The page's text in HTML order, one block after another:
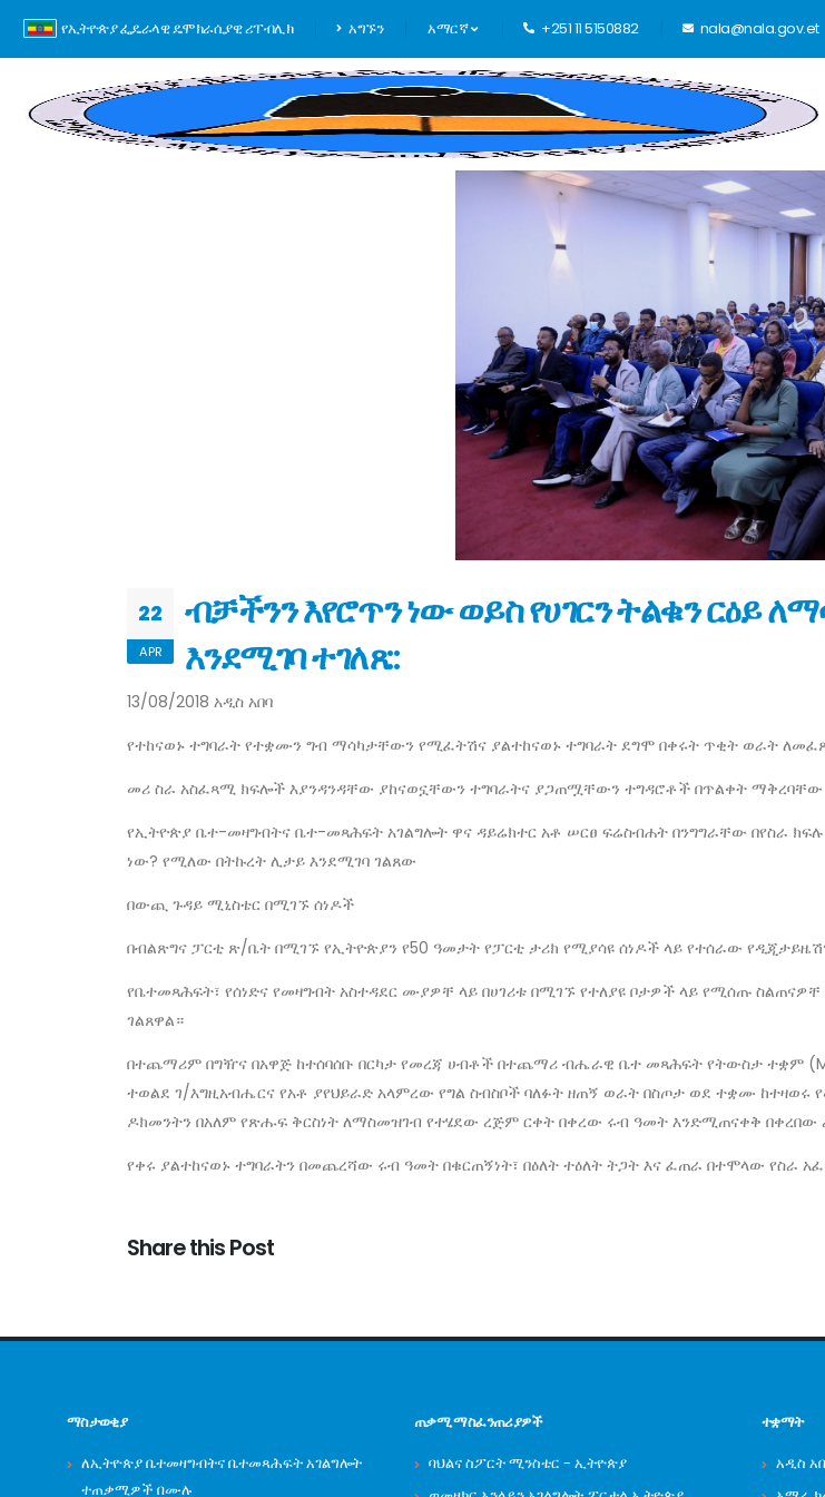
የኢትዮጵያ ፌዴራላዊ ዴሞክራሲያዊ ሪፐብሊክ አግኙን አማርኛ +251 11 5150882 nala@nala.gov.et
22
APR
ብቻችንን እየሮጥን ነው ወይስ የሀገርን ትልቁን ርዕይ
እንደሚገባ ተገለጸ::
13/08/2018 አዲስ አበባ
የተከናወኑ ተግባራት የተቋሙን ግብ ማሳካታቸውን የሚፈትሽና ያልተከናወኑ ተግባራት ደግሞ በቀሩት ጥቂት ወራት
መሪ ስራ አስፈጻሚ ክፍሎች እያንዳንዳቸው ያከናወኗቸውን ተግባራትና ያጋጠሟቸውን ተግዳሮቶች በጥልቀት ማቅረባቸው
የኢትዮጵያ ቤተ-መዛግብትና ቤተ-መጻሕፍት አገልግሎት ዋና ዳይሬክተር አቶ ሠርፀ ፍሬስብሐት በንግግራቸው በየስራ ክፍሉ
ነው? የሚለው በትኩረት ሊታይ እንደሚገባ ገልጸው
በውጪ ጉዳይ ሚኒስቴር በሚገኙ ሰነዶች
በብልጽግና ፓርቲ ጽ/ቤት በሚገኙ የኢትዮጵያን የ50 ዓመታት የፓርቲ ታሪክ የሚያሳዩ ሰነዶች ላይ የተሰራው
የቤተመጻሕፍት፣ የሰነድና የመዛግብት አስተዳደር ሙያዎቸ ላይ በሀገሪቱ በሚገኙ የተለያዩ ቦታዎች ላይ የሚሰጡ
ገልጸዋል።
በተጨማሪም በግዥና በአዋጅ ከተሰባሰቡ በርካታ የመረጃ ሀብቶች በተጨማሪ ብሔራዊ ቤተ መጻሕፍት የትውስታ ተቋም
ተወልደ ገ/እግዚአብሔርና የአቶ ያየህይራድ አላምረው የግል ስብስቦች ባለፉት ዘጠኝ ወራት በስጦታ ወደ ተቋሙ ከተዛወሩ
ዶክመንትን በአለም የጽሑፍ ቅርስነት ለማስመዝገብ የተሄደው ረጅም ርቀት በቀረው ሩብ ዓመት እንድሚጠናቀቅ በቀረበው
የቀሩ ያልተከናወኑ ተግባራትን በመጨረሻው ሩብ ዓመት በቁርጠኝነት፣ በዕለት ተዕለት ትጋት እና ፈጠራ በተሞላው የስራ
Share this Post
ማስታወቂያ
ለኢትዮጵያ ቤተመዛግብትና ቤተመጻሕፍት አገልግሎት
ተጠቃሚዎች በሙሉ
ጠቃሚ ማስፈንጠሪያዎች
ባህልና ስፖርት ሚንስቴር - ኢትዮጵያ
ተቋማት
አዲስ